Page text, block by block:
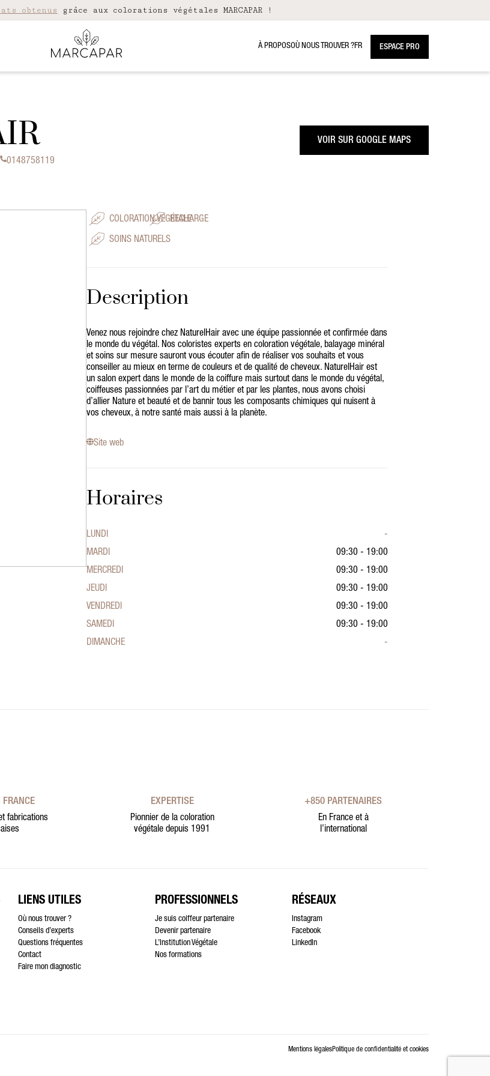
obtenus grâce aux colorations végétales MARCAPAR !
À PROPOSOÙ NOUS TROUVER ?FR ESPACE PRO
0148758119
VOIR SUR GOOGLE MAPS
COLORATION VÉGÉTALE
RECHARGE
SOINS NATURELS
Description
Venez nous rejoindre chez NaturelHair avec une équipe passionnée et confirmée dans
le monde du végétal. Nos coloristes experts en coloration végétale, balayage minéral
et soins sur mesure sauront vous écouter afin de réaliser vos souhaits et vous
conseiller au mieux en terme de couleurs et de qualité de cheveux. NaturelHair est
un salon expert dans le monde de la coiffure mais surtout dans le monde du végétal,
coiffeuses passionnées par l’art du métier et par les plantes, nous avons choisi
d’allier Nature et beauté et de bannir tous les composants chimiques qui nuisent à
vos cheveux, à notre santé mais aussi à la planète.
Site web
Horaires
LUNDI
-
MARDI
09:30 - 19:00
MERCREDI
09:30 - 19:00
JEUDI
09:30 - 19:00
VENDREDI
09:30 - 19:00
SAMEDI
09:30 - 19:00
DIMANCHE
-
FRANCE
fabrications
EXPERTISE
Pionnier de la coloration
végétale depuis 1991
+850 PARTENAIRES
En France et à
l’international
LIENS UTILES
Où nous trouver ?
Conseils d’experts
Questions fréquentes
Contact
Faire mon diagnostic
PROFESSIONNELS
Je suis coiffeur partenaire
Devenir partenaire
L’Institution Végétale
Nos formations
RÉSEAUX
Instagram
Facebook
LinkedIn
Mentions légalesPolitique de confidentialité et cookies